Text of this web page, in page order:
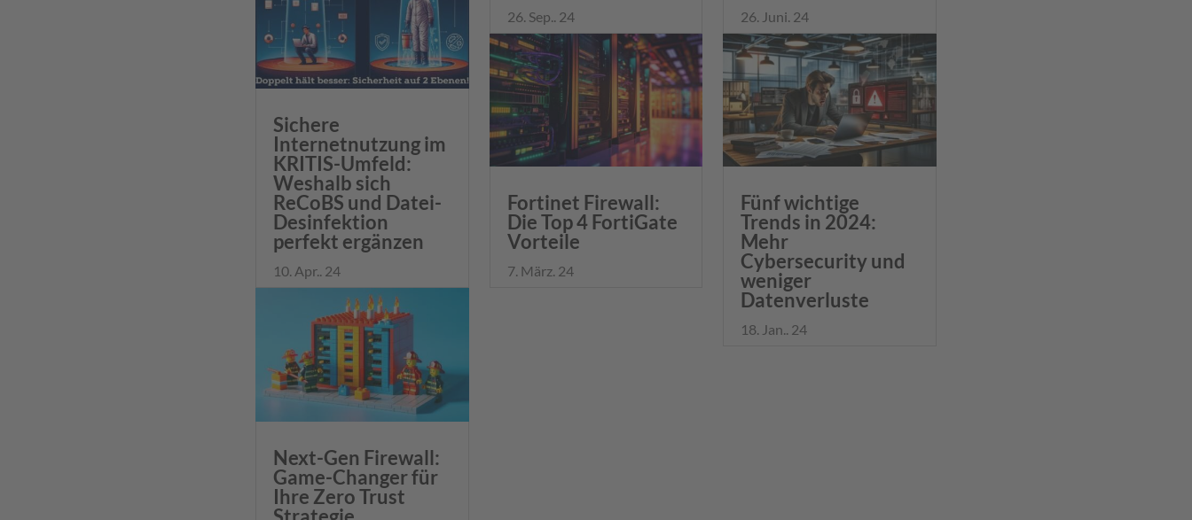
Sichere
Internetnutzung im
KRITIS-Umfeld:
Weshalb sich
ReCoBS und Datei-
Desinfektion
perfekt ergänzen
10. Apr.. 24
Next-Gen Firewall:
Game-Changer für
Ihre Zero Trust
26. Sep.. 24
Fortinet Firewall:
Die Top 4 FortiGate
Vorteile
7. März. 24
26. Juni. 24
Fünf wichtige
Trends in 2024:
Mehr
Cybersecurity und
weniger
Datenverluste
18. Jan.. 24